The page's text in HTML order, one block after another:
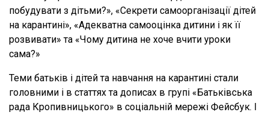
побудувати з дітьми?», «Секрети самоорганізації дітей
на карантині», «Адекватна самооцінка дитини і як її
розвивати» та «Чому дитина не хоче вчити уроки
сама?»
Теми батьків і дітей та навчання на карантині стали
головними і в статтях та дописах в групі «Батьківська
рада Кропивницького» в соціальній мережі Фейсбук. І